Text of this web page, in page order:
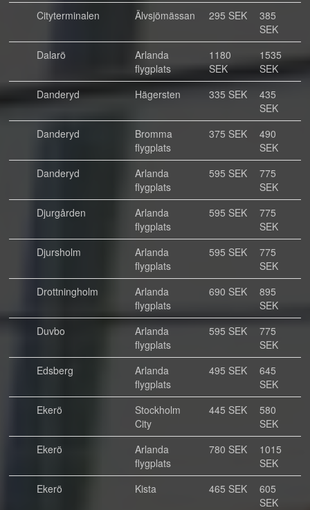
Cityterminalen
Älvsjömässan 295 SEK
385
SEK
Dalarö
Arlanda
flygplats
1180
SEK
1535
SEK
Danderyd
Hägersten 335 SEK
435
SEK
Danderyd
Bromma
flygplats
375 SEK
490
SEK
Danderyd
Arlanda
flygplats
595 SEK
775
SEK
Djurgården
Arlanda
flygplats
595 SEK
775
SEK
Djursholm
Arlanda
flygplats
595 SEK
775
SEK
Drottningholm
Arlanda
flygplats
690 SEK
895
SEK
Duvbo
Arlanda
flygplats
595 SEK
775
SEK
Edsberg
Arlanda
flygplats
495 SEK
645
SEK
Ekerö
Stockholm
City
445 SEK
580
SEK
Ekerö
Arlanda
flygplats
780 SEK
1015
SEK
Ekerö
Kista 465 SEK
605
SEK